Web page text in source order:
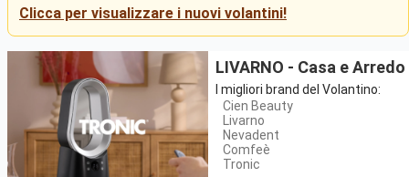
Clicca per visualizzare i nuovi volantini!
LIVARNO - Casa e Arredo
I migliori brand del Volantino:
Cien Beauty
Livarno
Nevadent
Comfeè
Tronic